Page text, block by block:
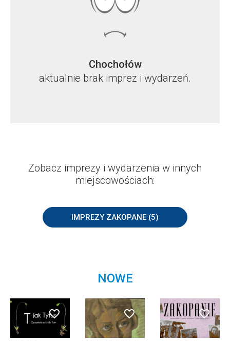
Chochołów
aktualnie brak imprez i wydarzeń.
Zobacz imprezy i wydarzenia w innych
miejscowościach:
IMPREZY ZAKOPANE (5)
NOWE